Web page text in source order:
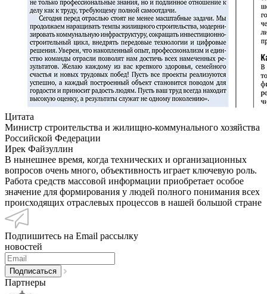
Цитата
Министр строительства и жилищно-коммунального хозяйства
Российской Федерации
Ирек Файзуллин
В нынешнее время, когда технических и организационных
вопросов очень много, объективность играет ключевую роль.
Работа средств массовой информации приобретает особое
значение для формирования у людей полного понимания всех
происходящих отраслевых процессов в нашей большой стране
Подпишитесь на Email рассылку
новостей
Партнеры